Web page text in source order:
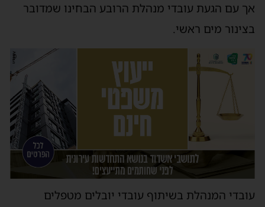
עם הגעת עובדי מנהלת הרובע הבחינו שמדובר
מים ראשי.
המנהלת בשיתוף עובדי יובלים מטפלים